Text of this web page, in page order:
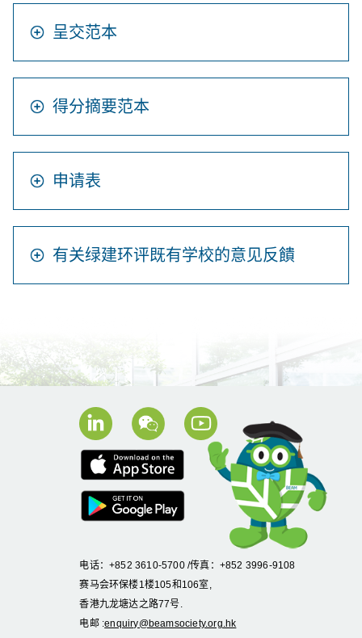
呈交范本
得分摘要范本
申请表
有关绿建环评既有学校的意见反饋
电话：+852 3610-5700 /传真：+852 3996-9108
赛马会环保楼1楼105和106室,
香港九龙塘达之路77号.
电邮 :enquiry@beamsociety.org.hk